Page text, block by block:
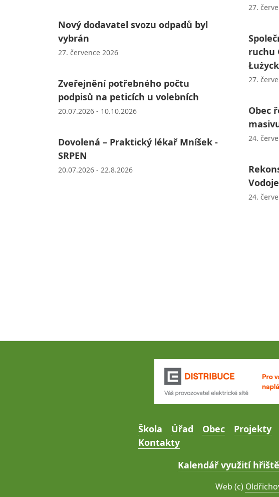
Nový dodavatel svozu odpadů byl
vybrán
27. července 2026
Zveřejnění potřebného počtu
podpisů na peticích u volebních
20.07.2026 - 10.10.2026
Dovolená – Praktický lékař Mníšek -
SRPEN
20.07.2026 - 22.8.2026
27.
ruchu
27.
Obec
24.
24.
Škola Úřad Obec Projekty
Kontakty
Kalendář využití
Web (c)